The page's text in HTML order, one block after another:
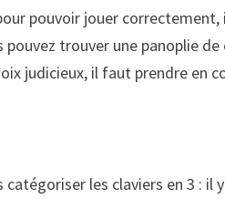
pouvoir jouer
trouver une panoplie
judicieux, il faut prendre en
les claviers en 3 : il